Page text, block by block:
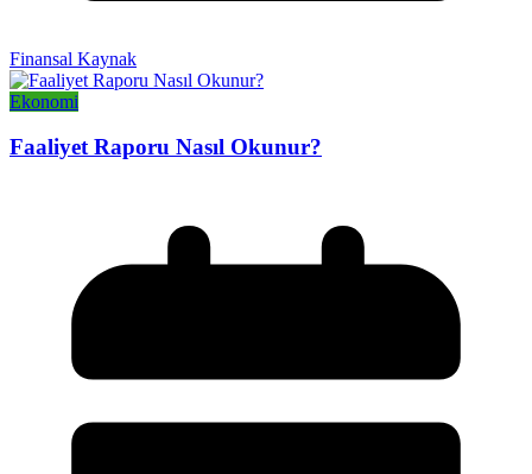
Finansal Kaynak
Ekonomi
Faaliyet Raporu Nasıl Okunur?